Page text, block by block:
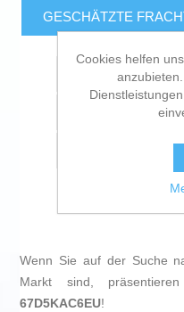
GESCHÄTZTE
Zur
Wenn Sie auf der Suche
Markt sind,
67D5KAC6EU!
Cookies helfen